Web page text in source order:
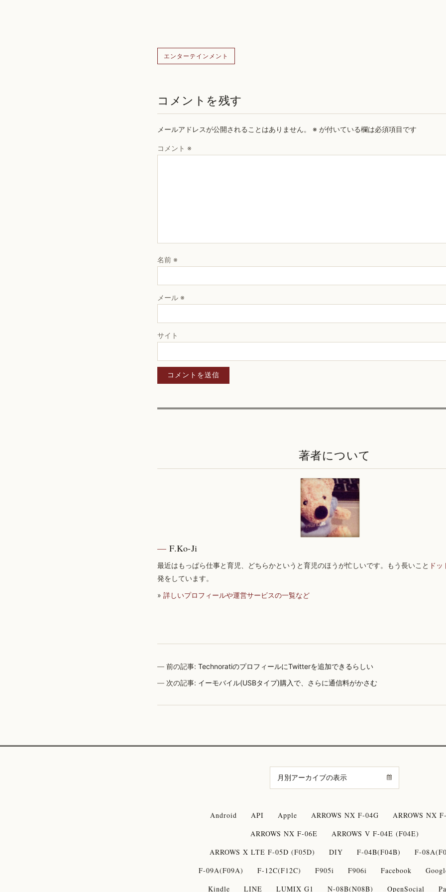
エンターテインメント
コメントを残す
メールアドレスが公開されることはありません。 ※ が付いている欄は必須項目です
コメント ※
名前 ※
メール ※
サイト
著者について
F.Ko-Ji
最近はもっぱら仕事と育児、どちらかというと育児のほうが忙しいです。もう長いこと ド
発をしています。
» 詳しいプロフィールや運営サービスの一覧など
前の記事:TechnoratiのプロフィールにTwitterを追加できるらしい
次の記事: イーモバイル(USBタイプ)購入で、さらに通信料がかさむ
Android API Apple ARROWS NX F-04G
ARROWS NX
ARROWS NX F-06E
ARROWS V F-04E (F04E)
ARROWS X LTE F-05D (F05D)
DIY F-04B(F04B)
F-
F-09A(F09A)
F-12C(F12C) F905i F906i Facebook
Kindle
LINE LUMIX G1 N-08B(N08B) OpenSocial